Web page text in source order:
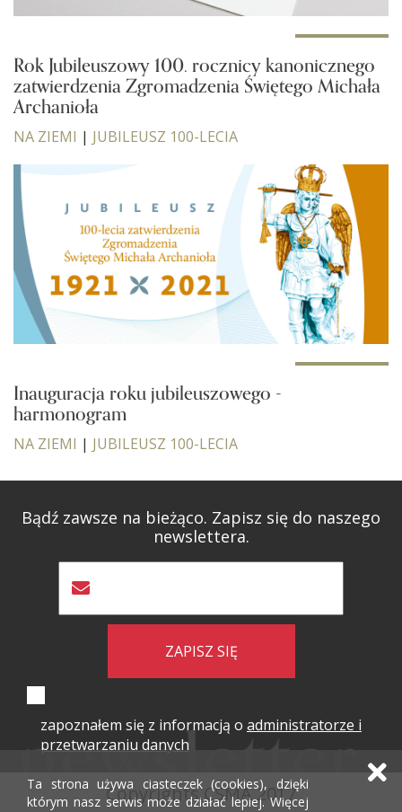
Rok Jubileuszowy 100. rocznicy kanonicznego
zatwierdzenia Zgromadzenia Świętego Michała
Archanioła
NA ZIEMI | JUBILEUSZ 100-LECIA
Inauguracja roku jubileuszowego -
harmonogram
NA ZIEMI | JUBILEUSZ 100-LECIA
Bądź zawsze na bieżąco. Zapisz się do naszego
newslettera.
ZAPISZ SIĘ
zapoznałem się z informacją o administratorze i
przetwarzaniu danych
Copyrights CSMA 2017
Ta strona używa ciasteczek (cookies), dzięki
którym nasz serwis może działać lepiej. Więcej